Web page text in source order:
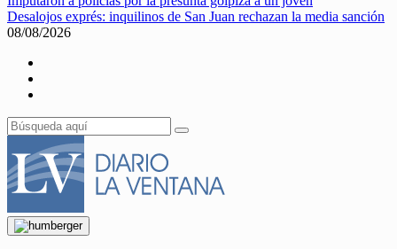
Desalojos exprés: inquilinos de San Juan rechazan la media sanción
08/08/2026